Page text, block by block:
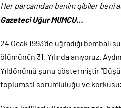
Her parçamdan benim gibiler beni
Gazeteci Uğur MUMCU…
24 Ocak 1993’de uğradığı bombalı
ölümünün 31. Yılında anıyoruz.
Yıldönümü şunu göstermiştir
toplumsal sorumluluğu ve